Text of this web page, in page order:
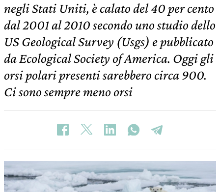
negli Stati Uniti, è calato del 40 per cento
dal 2001 al 2010 secondo uno studio dello
US Geological Survey (Usgs) e pubblicato
da Ecological Society of America. Oggi gli
orsi polari presenti sarebbero circa 900.
Ci sono sempre meno orsi